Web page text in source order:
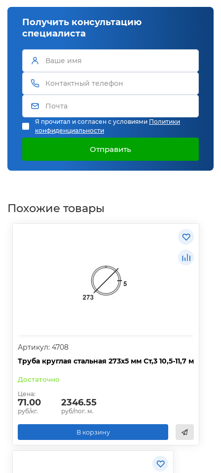
Получить консультацию
специалиста
Я прочитал и согласен с условиями Политики
конфиденциальности
Отправить
Похожие товары
Артикул: 4708
Труба круглая стальная 273х5 мм Ст,3 10,5-11,7 м
Достаточно
Цена:
71.00
руб/кг.
2346.55
руб/пог. м.
В корзину